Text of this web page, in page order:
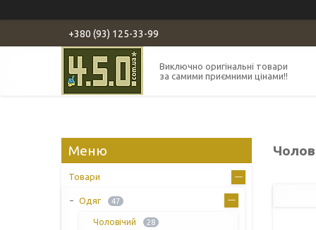
+380 (93) 125-33-99
Виключно оригінальні товари
за самими приємними цінами!!
Товари
Одяг 47
Чоловічий 28